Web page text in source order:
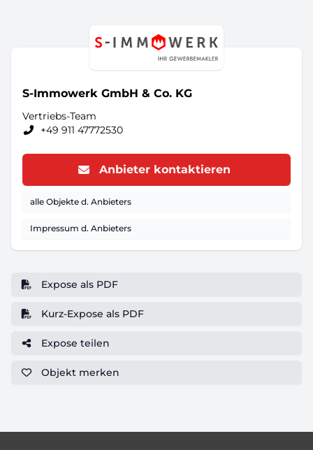
S-Immowerk GmbH & Co. KG
Vertriebs-Team
+49 911 47772530
Anbieter kontaktieren
alle Objekte d. Anbieters
Impressum d. Anbieters
Expose als PDF
Kurz-Expose als PDF
Expose teilen
Objekt merken